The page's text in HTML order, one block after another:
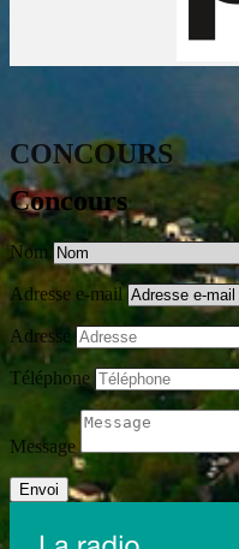
CONCOURS
Concours
Nom
Adresse e-mail
Adresse
Téléphone
Message
Envoi